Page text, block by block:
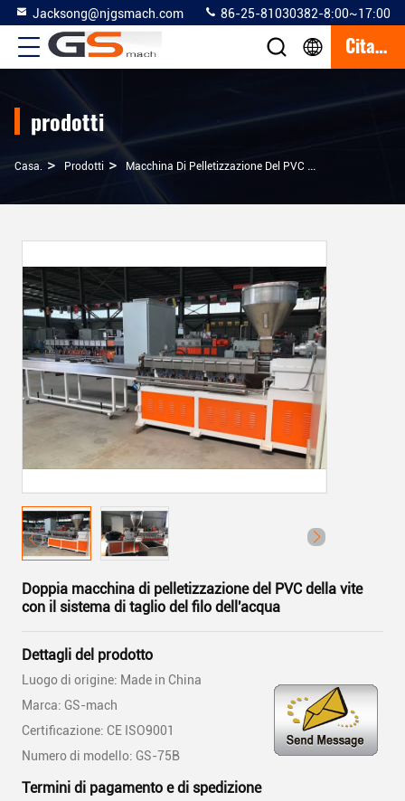
Jacksong@njgsmach.com 86-25-81030382-8:00~17:00
Citazione
prodotti
Casa. > Prodotti > Macchina Di Pelletizzazione Del PVC >
Doppia macchina di pelletizzazione del PVC della vite
con il sistema di taglio del filo dell'acqua
Dettagli del prodotto
Luogo di origine: Made in China
Marca: GS-mach
Certificazione: CE ISO9001
Numero di modello: GS-75B
Termini di pagamento e di spedizione